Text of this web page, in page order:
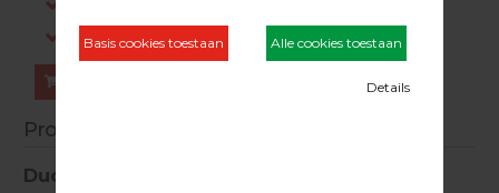
Log in om prijzen te zien.
Productinformatie
Duoline trekontlasting